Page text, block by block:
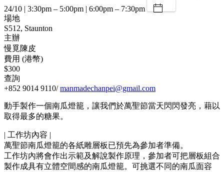
24/10 | 3:30pm – 5:00pm | 6:00pm – 7:30pm
場地
S512, Staunton
主辦
慢覓陳皮
費用 (港幣)
$300
查詢
+852 9014 9110/manmadechanpei@gmail.com
動手製作一個南瓜燈籠，讓我們於萬聖節當天閃閃發亮，藉以
取得最多的糖果。
| 工作坊內容 |
萬聖節南瓜燈籠的各紙雕層板已預先為參加者準備。
工作坊內將會作出示範及解說製作原理，參加者可把層板組合
製作成具有立體空間感的南瓜燈籠。可挑選不同的南瓜面容